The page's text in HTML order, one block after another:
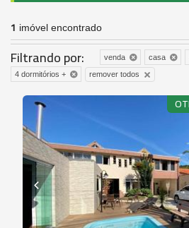
1 imóvel encontrado
Filtrando por: venda casa
4 dormitórios +
remover todos